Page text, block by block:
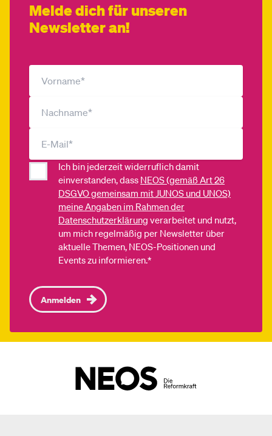
Melde dich für unseren
Newsletter an!
Ich bin jederzeit widerruflich damit
einverstanden, dass NEOS (gemäß Art 26
DSGVO gemeinsam mit JUNOS und UNOS)
meine Angaben im Rahmen der
Datenschutzerklärung verarbeitet und nutzt,
um mich regelmäßig per Newsletter über
aktuelle Themen, NEOS-Positionen und
Events zu informieren.*
Anmelden